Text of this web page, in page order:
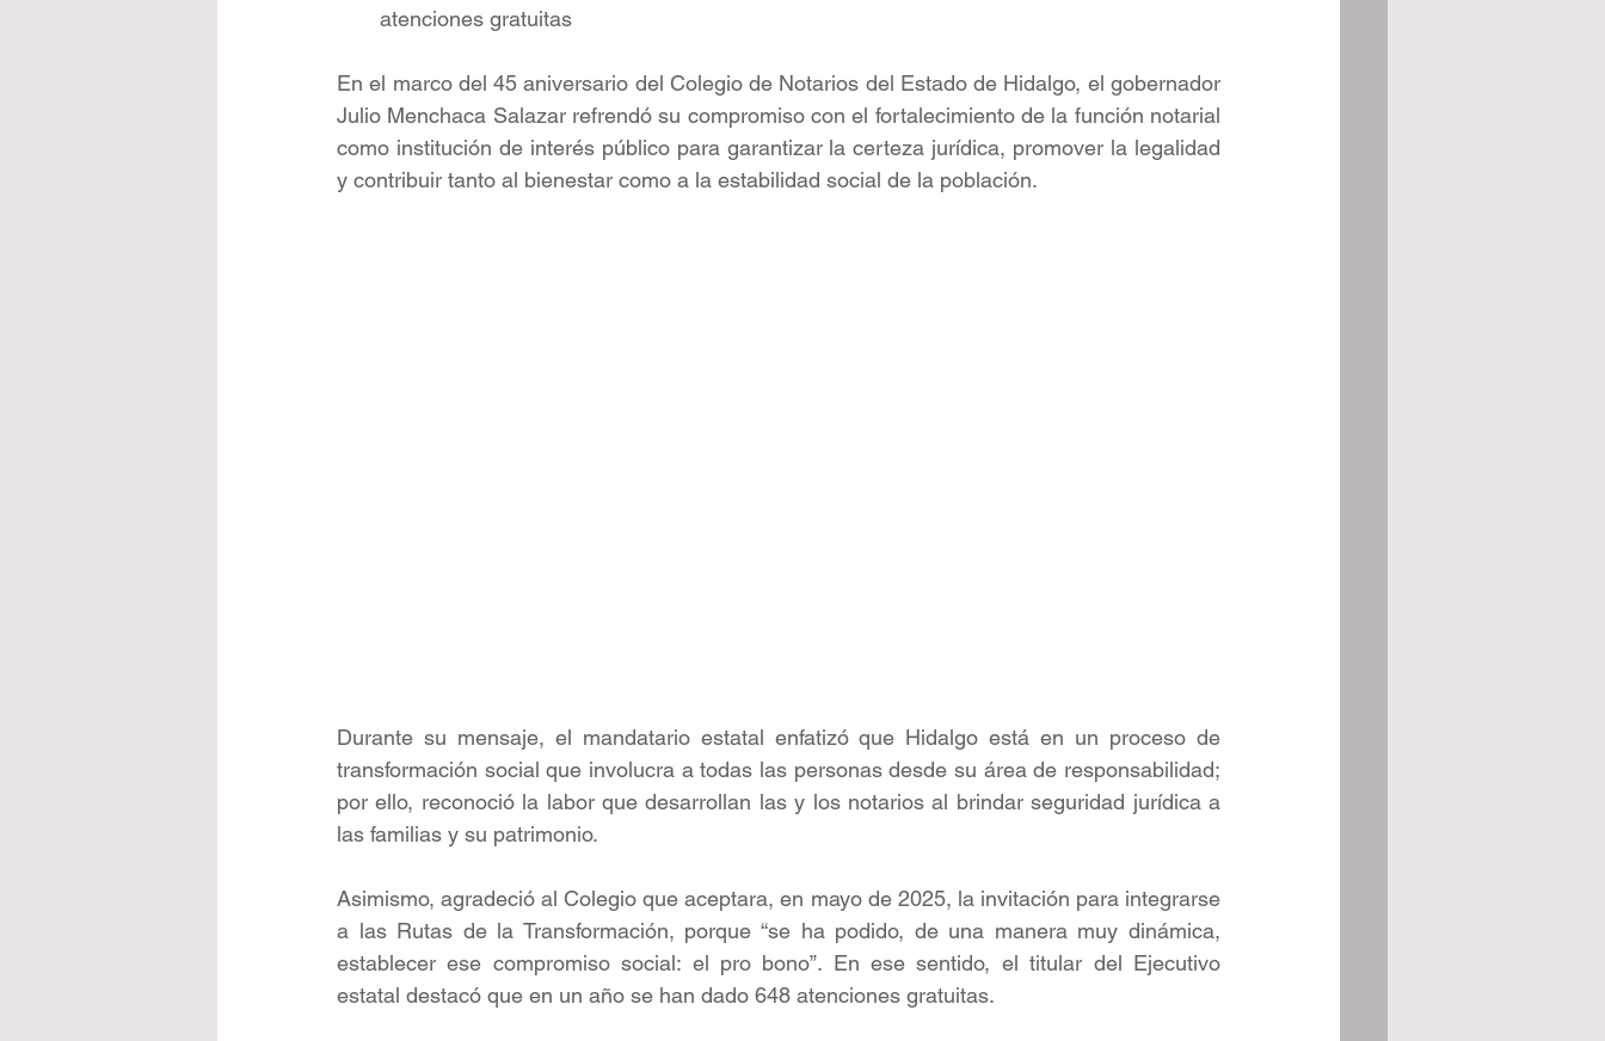
atenciones gratuitas
En el marco del 45 aniversario del Colegio de Notarios del Estado de Hidalgo, el gobernador
Julio Menchaca Salazar refrendó su compromiso con el fortalecimiento de la función notarial
como institución de interés público para garantizar la certeza jurídica, promover la legalidad
y contribuir tanto al bienestar como a la estabilidad social de la población.
Durante su mensaje, el mandatario estatal enfatizó que Hidalgo está en un proceso de
transformación social que involucra a todas las personas desde su área de responsabilidad;
por ello, reconoció la labor que desarrollan las y los notarios al brindar seguridad jurídica a
las familias y su patrimonio.
Asimismo, agradeció al Colegio que aceptara, en mayo de 2025, la invitación para integrarse
a las Rutas de la Transformación, porque “se ha podido, de una manera muy dinámica,
establecer ese compromiso social: el pro bono”. En ese sentido, el titular del Ejecutivo
estatal destacó que en un año se han dado 648 atenciones gratuitas.